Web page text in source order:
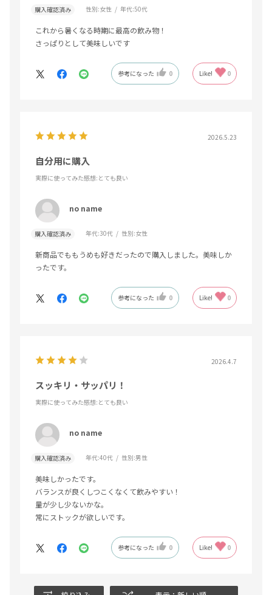
購入確認済み 性別:女性 年代:50代
これから暑くなる時期に最高の飲み物！
さっぱりとして美味しいです
参考になった 0 Like! 0
2026.5.23
自分用に購入
実際に使ってみた感想:とても良い
no name
購入確認済み 年代:30代 性別:女性
新商品でももうめも好きだったので購入しました。美味しか
ったです。
参考になった 0 Like! 0
2026.4.7
スッキリ・サッパリ！
実際に使ってみた感想:とても良い
no name
購入確認済み 年代:40代 性別:男性
美味しかったです。
バランスが良くしつこくなくて飲みやすい！
量が少し少ないかな。
常にストックが欲しいです。
参考になった 0 Like! 0